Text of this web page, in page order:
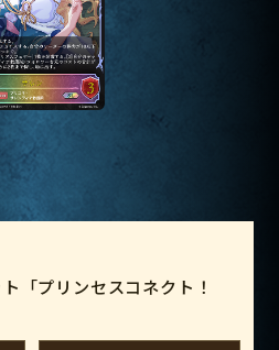
「プリンセスコネクト！